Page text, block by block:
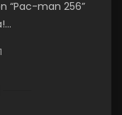
“Pac-man 256”
1